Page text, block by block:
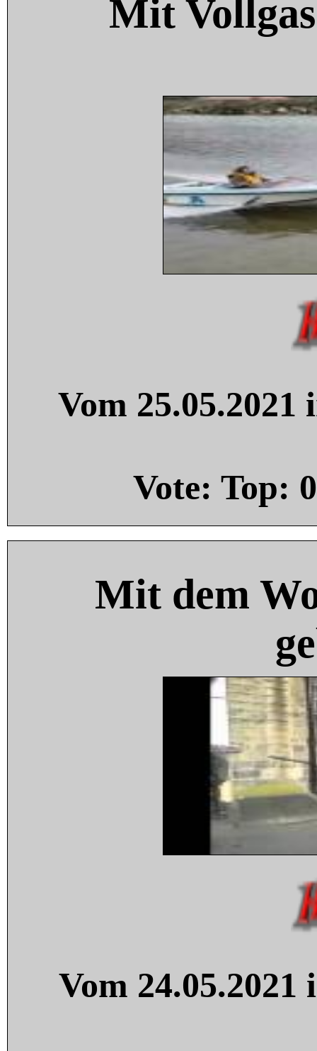
Mit
Vom
Vote: Top: 0
Mit dem
Vom 24.05.2021